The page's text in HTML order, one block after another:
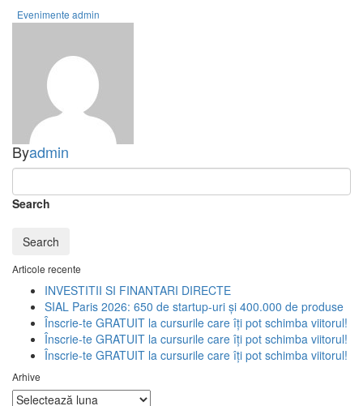
Evenimente admin
Byadmin
Search
Search
Articole recente
INVESTITII SI FINANTARI DIRECTE
SIAL Paris 2026: 650 de startup-uri și 400.000 de produse
Înscrie-te GRATUIT la cursurile care îți pot schimba viitorul!
Înscrie-te GRATUIT la cursurile care îți pot schimba viitorul!
Înscrie-te GRATUIT la cursurile care îți pot schimba viitorul!
Arhive
Arhive